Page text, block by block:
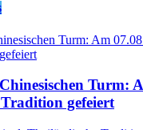
Turm:
gefeiert